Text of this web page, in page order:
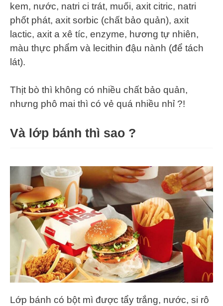
kem, nước, natri ci trát, muối, axit citric, natri
phốt phát, axit sorbic (chất bảo quản), axit
lactic, axit a xê tíc, enzyme, hương tự nhiên,
màu thực phẩm và lecithin đậu nành (để tách
lát).
Thịt bò thì không có nhiều chất bảo quản,
nhưng phô mai thì có vẻ quá nhiều nhỉ ?!
Và lớp bánh thì sao ?
Lớp bánh có bột mì được tẩy trắng, nước, si rô